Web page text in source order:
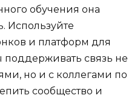
обучения она
Используйте
и платформ для
поддерживать связь не
но и с коллегами по
сообщество и